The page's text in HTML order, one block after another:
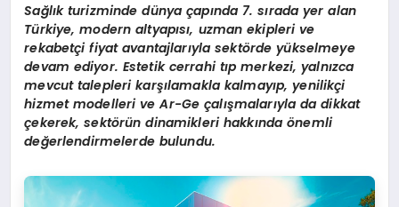
Sağlık turizminde dünyaçapında 7. sırada yer alan
Türkiye, modern altyapısı, uzman ekipleri ve
rekabetçi fiyat avantajlarıyla sektörde yükselmeye
devam ediyor. Estetik cerrahi tıp merkezi, yalnızca
mevcut talepleri karşılamakla kalmayıp, yenilikçi
hizmet modelleri ve Ar-Geçalışmalarıyla da dikkat
çekerek, sektörün dinamikleri hakkındaönemli
değerlendirmelerde bulundu.